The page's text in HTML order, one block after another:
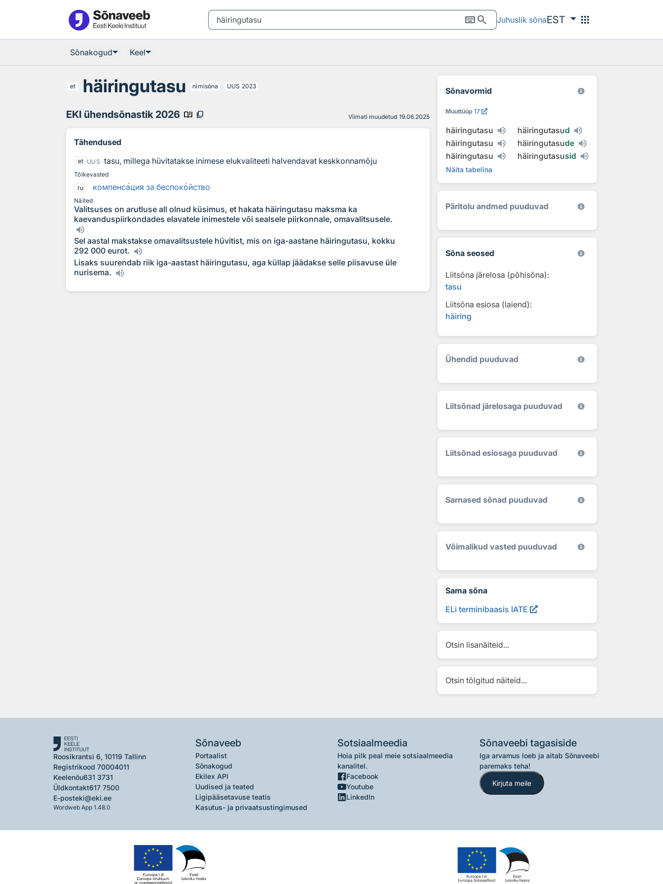
keyboardsearch Juhuslik sõnaEST apps
Sõnakogud Keel
et häiringutasu nimisõna UUS 2023
EKI ühendsõnastik 2026 book_ribbon content_copy Viimati muudetud 19.06.2025
Tähendused
et UUS tasu, millega hüvitatakse inimese elukvaliteeti halvendavat keskkonnamõju
Tõlkevasted
ru
компенсация за беспокойство
Näited
Valitsuses on arutluse all olnud küsimus, et hakata häiringutasu maksma ka
kaevanduspiirkondades elavatele inimestele või sealsele piirkonnale, omavalitsusele.
Sel aastal makstakse omavalitsustele hüvitist, mis on iga-aastane häiringutasu, kokku
292 000 eurot.
Lisaks suurendab riik iga-aastast häiringutasu, aga küllap jäädakse selle piisavuse üle
nurisema.
Sõnavormid
Muuttüüp 17
häiringutasu häiringutasud
häiringutasu
häiringutasude
häiringutasu
häiringutasusid
Näita tabelina
Päritolu andmed puuduvad
Sõna seosed
Liitsõna järelosa (põhisõna):
tasu
Liitsõna esiosa (laiend):
häiring
Ühendid puuduvad
Liitsõnad järelosaga puuduvad
Liitsõnad esiosaga puuduvad
Sarnased sõnad puuduvad
Võimalikud vasted puuduvad
Sama sõna
ELi terminibaasis IATE
Otsin lisanäiteid...
Otsin tõlgitud näiteid...
Roosikrantsi 6, 10119 Tallinn
Registrikood 70004011
Keelenõu631 3731
Üldkontakt617 7500
E-posteki@eki.ee
Wordweb App 1.48.0
Sõnaveeb
Portaalist
Sõnakogud
Ekilex API
Uudised ja teated
Ligipääsetavuse teatis
Kasutus- ja privaatsustingimused
Sotsiaalmeedia
Hoia pilk peal meie sotsiaalmeedia
kanalitel.
Facebook
Youtube
LinkedIn
Sõnaveebi tagasiside
Iga arvamus loeb ja aitab Sõnaveebi
paremaks teha!
Kirjuta meile